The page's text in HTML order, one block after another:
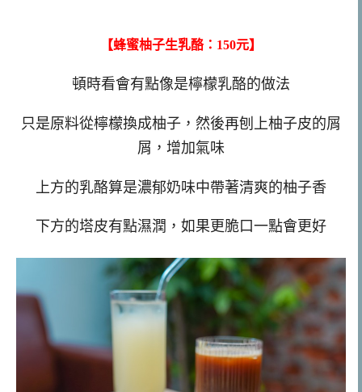
【蜂蜜柚子生乳酪：150元】
頓時看會有點像是檸檬乳酪的做法
只是原料從檸檬換成柚子，然後再刨上柚子皮的屑
屑，增加氣味
上方的乳酪算是濃郁奶味中帶著清爽的柚子香
下方的塔皮有點濕潤，如果更脆口一點會更好